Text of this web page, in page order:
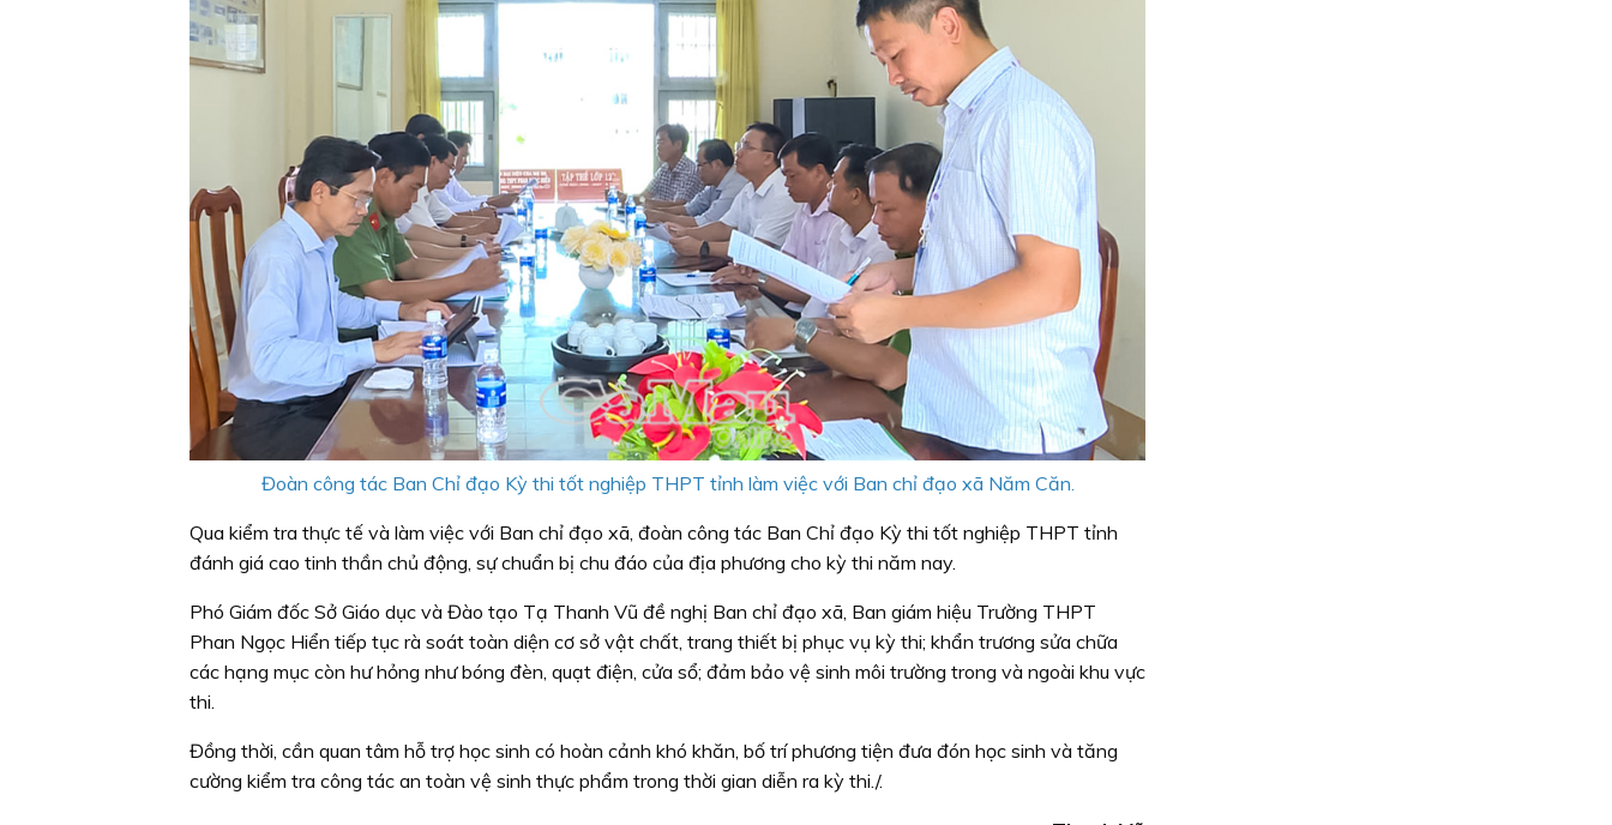
Đoàn công tác Ban Chỉ đạo Kỳ thi tốt nghiệp THPT tỉnh làm việc với Ban chỉ đạo xã Năm Căn.
Qua kiểm tra thực tế và làm việc với Ban chỉ đạo xã, đoàn công tác Ban Chỉ đạo Kỳ thi tốt nghiệp THPT tỉnh
đánh giá cao tinh thần chủ động, sự chuẩn bị chu đáo của địa phương cho kỳ thi năm nay.
Phó Giám đốc Sở Giáo dục và Đào tạo Tạ Thanh Vũ đề nghị Ban chỉ đạo xã, Ban giám hiệu Trường THPT
Phan Ngọc Hiển tiếp tục rà soát toàn diện cơ sở vật chất, trang thiết bị phục vụ kỳ thi; khẩn trương sửa chữa
các hạng mục còn hư hỏng như bóng đèn, quạt điện, cửa sổ; đảm bảo vệ sinh môi trường trong và ngoài khu vực
thi.
Đồng thời, cần quan tâm hỗ trợ học sinh có hoàn cảnh khó khăn, bố trí phương tiện đưa đón học sinh và tăng
cường kiểm tra công tác an toàn vệ sinh thực phẩm trong thời gian diễn ra kỳ thi./.